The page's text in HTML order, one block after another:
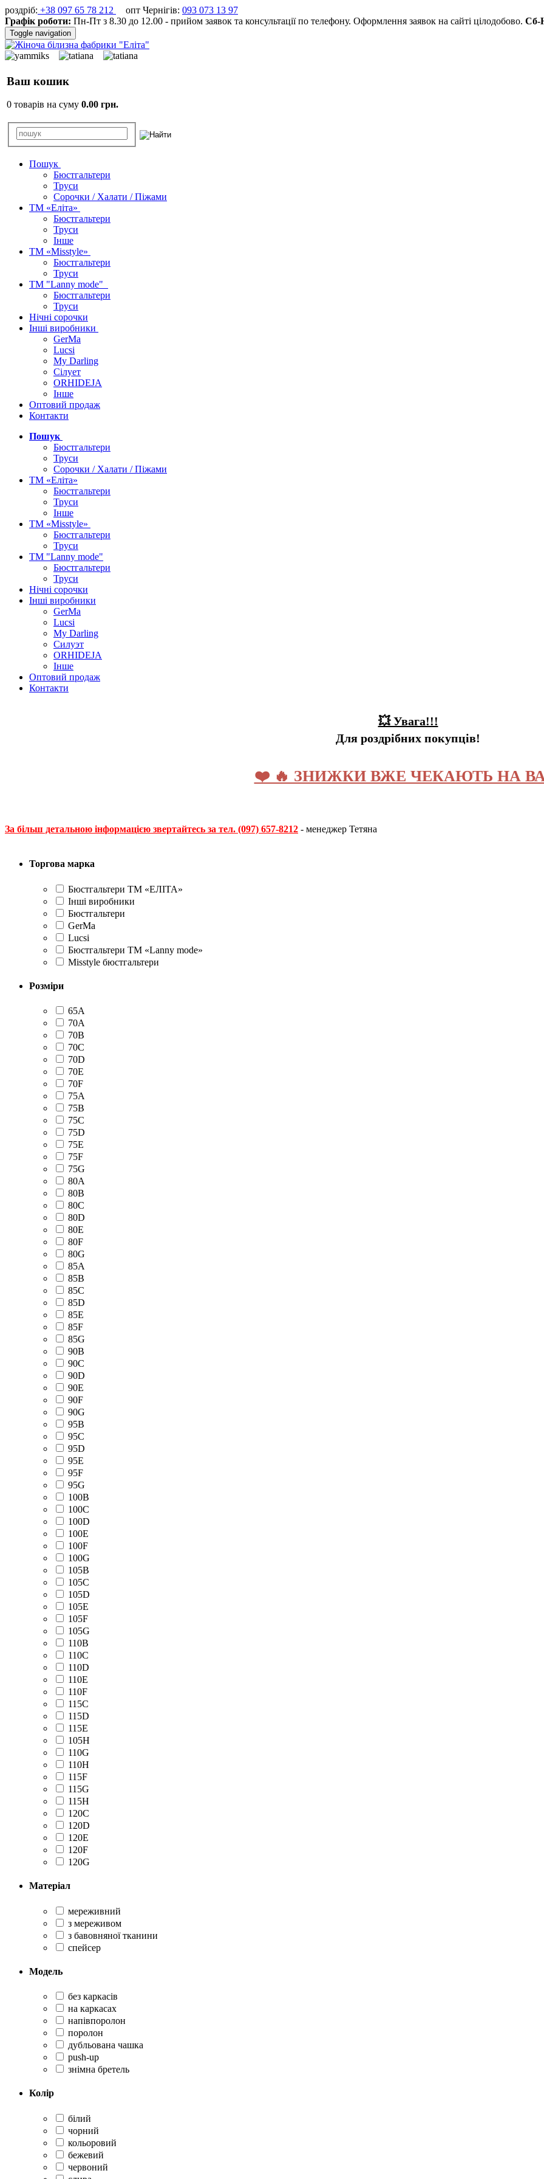
роздріб: +38 097 65 78 212 опт Чернігів: 093 073 13 97
Графік роботи: Пн-Пт з 8.30 до 12.00 - прийом заявок та консультації по телефону. Оформлення заявок на сайті цілодобово. Сб-
Toggle navigation
Ваш кошик
0 товарів на суму 0.00 грн.
Пошук
Бюстгальтери
Труси
Сорочки / Халати / Піжами
ТМ «Еліта»
Бюстгальтери
Труси
Інше
ТМ «Misstyle»
Бюстгальтери
Труси
ТМ "Lanny mode"
Бюстгальтери
Труси
Нічні сорочки
Інші виробники
GerMa
Lucsi
My Darling
Сілует
ORHIDEJA
Інше
Оптовий продаж
Контакти
Пошук
Бюстгальтери
Труси
Сорочки / Халати / Піжами
ТМ «Еліта»
Бюстгальтери
Труси
Інше
ТМ «Misstyle»
Бюстгальтери
Труси
ТМ "Lanny mode"
Бюстгальтери
Труси
Нічні сорочки
Інші виробники
GerMa
Lucsi
My Darling
Силуэт
ORHIDEJA
Інше
Оптовий продаж
Контакти
💥 Увага!!!
Для роздрібних покупців!
❤️ 🔥 ЗНИЖКИ ВЖЕ ЧЕКАЮТЬ НА
За більш детальною інформацією звертайтесь за тел. (097) 657-8212 - менеджер Тетяна
Торгова марка
Бюстгальтери ТМ «ЕЛІТА»
Інші виробники
Бюстгальтери
GerMa
Lucsi
Бюстгальтери TМ «Lanny mode»
Misstyle бюстгальтери
Розміри
65А
70А
70В
70С
70D
70Е
70F
75А
75В
75С
75D
75Е
75F
75G
80А
80В
80С
80D
80Е
80F
80G
85А
85В
85С
85D
85Е
85F
85G
90В
90С
90D
90Е
90F
90G
95В
95С
95D
95Е
95F
95G
100В
100С
100D
100Е
100F
100G
105В
105С
105D
105Е
105F
105G
110В
110С
110D
110Е
110F
115С
115D
115Е
105H
110G
110H
115F
115G
115H
120C
120D
120E
120F
120G
Матеріал
мереживний
з мереживом
з бавовняної тканини
спейсер
Модель
без каркасів
на каркасах
напівпоролон
поролон
дубльована чашка
push-up
знімна бретель
Колір
білий
чорний
кольоровий
бежевий
червоний